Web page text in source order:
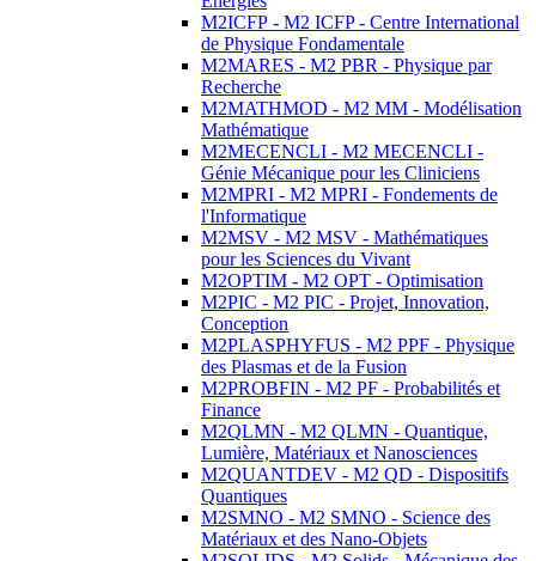
M2ICFP - M2 ICFP - Centre International
de Physique Fondamentale
M2MARES - M2 PBR - Physique par
Recherche
M2MATHMOD - M2 MM - Modélisation
Mathématique
M2MECENCLI - M2 MECENCLI -
Génie Mécanique pour les Cliniciens
M2MPRI - M2 MPRI - Fondements de
l'Informatique
M2MSV - M2 MSV - Mathématiques
pour les Sciences du Vivant
M2OPTIM - M2 OPT - Optimisation
M2PIC - M2 PIC - Projet, Innovation,
Conception
M2PLASPHYFUS - M2 PPF - Physique
des Plasmas et de la Fusion
M2PROBFIN - M2 PF - Probabilités et
Finance
M2QLMN - M2 QLMN - Quantique,
Lumière, Matériaux et Nanosciences
M2QUANTDEV - M2 QD - Dispositifs
Quantiques
M2SMNO - M2 SMNO - Science des
Matériaux et des Nano-Objets